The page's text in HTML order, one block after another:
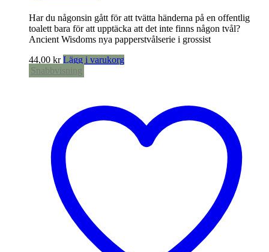
Har du någonsin gått för att tvätta händerna på en offentlig
toalett bara för att upptäcka att det inte finns någon tvål?
Ancient Wisdoms nya papperstvålserie i grossist
44,00 kr Lägg i varukorg
Snabbvisning